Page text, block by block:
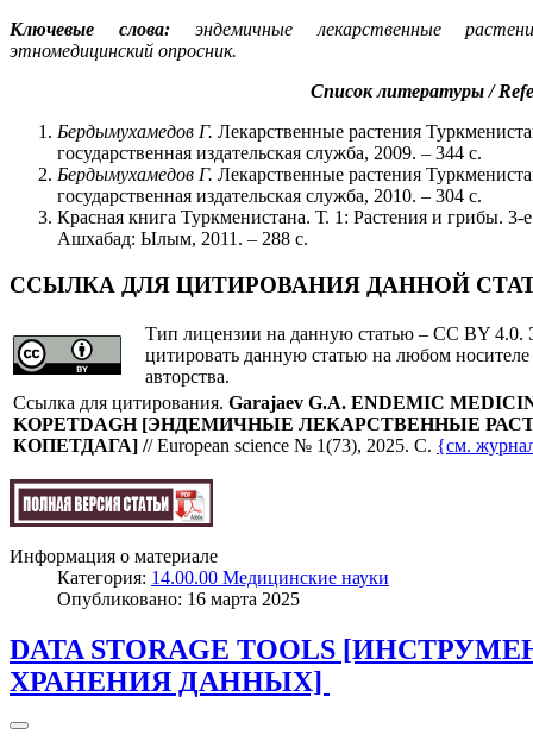
Ключевые слова:эндемичные лекарственные
этномедицинский опросник.
Список литературы /
Бердымухамедов Г. Лекарственные растения
государственная издательская служба, 2009. – 344 с.
Бердымухамедов Г. Лекарственные растения
государственная издательская служба, 2010. – 304 с.
Красная книга Туркменистана. Т. 1: Растения и грибы. 3-
Ашхабад: Ылым, 2011. – 288 с.
ССЫЛКА ДЛЯ ЦИТИРОВАНИЯ ДАННОЙ
Тип лицензии на данную статью – CC BY 4.0.
цитировать данную статью на любом
авторства.
Cсылка для цитирования. Garajaev G.A. ENDEMIC
KOPETDAGH[ЭНДЕМИЧНЫЕ ЛЕКАРСТВЕННЫЕ
КОПЕТДАГА] // European science № 1(73), 2025. C. {см.
Информация о материале
Категория: 14.00.00 Медицинские науки
Опубликовано: 16 марта 2025
DATA STORAGE TOOLS
ХРАНЕНИЯ ДАННЫХ]